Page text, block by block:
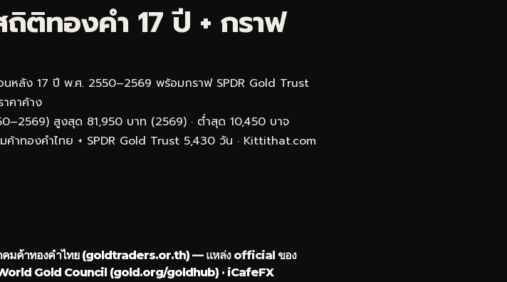
ติทองคำ 17 ปี + กราฟ
หลัง 17 ปี พ.ศ. 2550–2569 พร้อมกราฟ SPDR Gold Trust
คาค้าง
สูงสุด 81,950 บาท (2569) · ต่ำสุด 10,450 บาจ
าทองคำไทย + SPDR Gold Trust 5,430 วัน · Kittithat.com
คมค้าทองคำไทย (goldtraders.or.th) — แหล่ง official ของ
Gold Council (gold.org/goldhub) · iCafeFX